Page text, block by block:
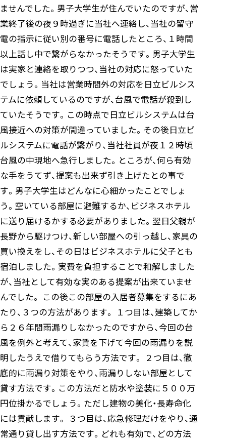
ませんでした。男子大学生が住んでいたのですが、営
業終了後の夜９時過ぎに当社へ連絡し、当社の留守
電の指示に従い別の番号に電話したところ、１時間
以上話し中で繋がらなかったそうです。男子大学生
は実家と連絡を取りつつ、当社の対応に怒っていた
でしょう。当社は営業時間外の対応を日立ビルシス
テムに依頼しているのですが、台風で電話が殺到し
ていたそうです。この時点で日立ビルシステムは台
風接近への対策が間違っていました。その後日立ビ
ルシステムに電話が繋がり、当社社員が夜１２時頃
台風の中現地へ急行しました。ところが、何ら有効
な手をうてず、提案も出来ず引き上げたとの事で
す。男子大学生はどんなに心細かったことでしょ
う。空いている部屋に避難するか、ビジネスホテル
に送り届けるかする必要がありました。翌日父親が
長野から駆けつけ、新しい部屋への引っ越し、家具の
買い換えをし、その日はビジネスホテルに父子とも
宿泊しました。実費を負担することで和解しました
が、当社として有効な実のある提案が出来ていませ
んでした。 この後この部屋の入居者募集をするにあ
たり、３つの方法があります。 １つ目は、建築してか
ら２６年間雨漏りしなかったのですから、今回の台
風を例外と考えて、家賃を下げて今回の雨漏りを説
明したうえで借りてもらう方法です。 ２つ目は、徹
底的に雨漏り対策をやり、雨漏りしない部屋として
貸す方法です。この方法だと防水や塗装に５００万
円位掛かるでしょう。ただし建物の美化・長寿命化
には貢献します。 ３つ目は、応急修理だけをやり、通
常通り貸し出す方法です。どれも有効で、どの方法